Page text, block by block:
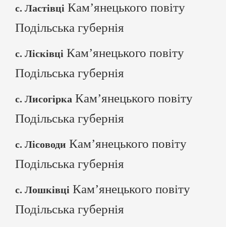
с. Ластівці Кам’янецького повіту
Подільська губернія
с. Лісківці Кам’янецького повіту
Подільська губернія
с. Лисогірка Кам’янецького повіту
Подільська губернія
с. Лісоводи Кам’янецького повіту
Подільська губернія
с. Лошківці Кам’янецького повіту
Подільська губернія